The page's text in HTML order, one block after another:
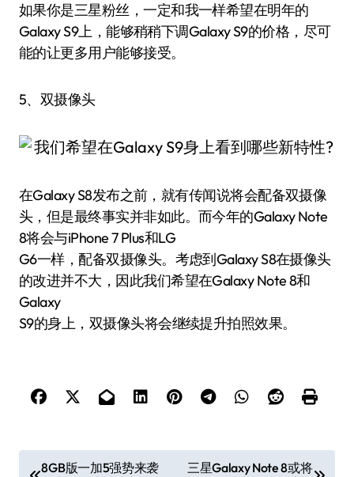
如果你是三星粉丝，一定和我一样希望在明年的
Galaxy S9上，能够稍稍下调Galaxy S9的价格，尽可
能的让更多用户能够接受。
5、双摄像头
在Galaxy S8发布之前，就有传闻说将会配备双摄像
头，但是最终事实并非如此。而今年的Galaxy Note
8将会与iPhone 7 Plus和LG
G6一样，配备双摄像头。考虑到Galaxy S8在摄像头
的改进并不大，因此我们希望在Galaxy Note 8和
Galaxy
S9的身上，双摄像头将会继续提升拍照效果。
8GB版一加5强势来袭
三星Galaxy Note 8或将